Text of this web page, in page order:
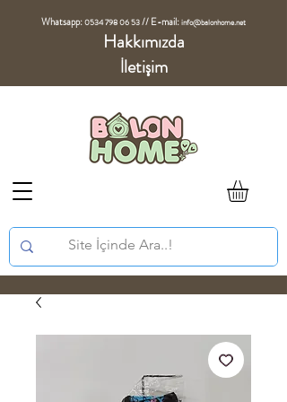
Whatsapp:0534 798 06 53//E-mail:info@balonhome.net
Hakkımızda
İletişim